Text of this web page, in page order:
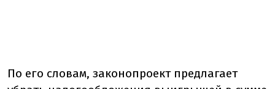
По его словам, законопроект предлагает